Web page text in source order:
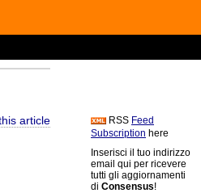
article RSS Feed
Subscription here
Inserisci il tuo indirizzo
email qui per ricevere
tutti gli aggiornamenti
di Consensus!